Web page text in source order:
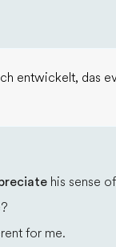
entwickelt, das
his sense
for me.